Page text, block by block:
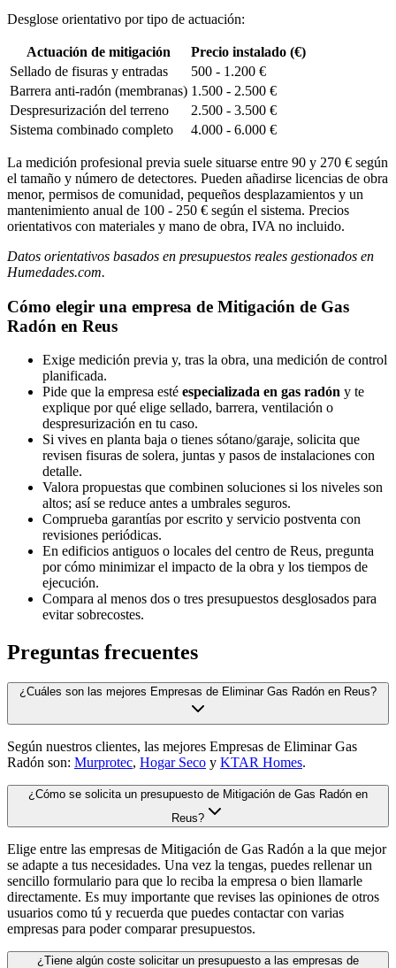
Desglose orientativo por tipo de actuación:
Actuación de mitigación
Precio instalado (€)
Sellado de fisuras y entradas
500 - 1.200 €
Barrera anti-radón (membranas) 1.500 - 2.500 €
Despresurización del terreno
2.500 - 3.500 €
Sistema combinado completo
4.000 - 6.000 €
La medición profesional previa suele situarse entre 90 y 270 € según
el tamaño y número de detectores. Pueden añadirse licencias de obra
menor, permisos de comunidad, pequeños desplazamientos y un
mantenimiento anual de 100 - 250 € según el sistema. Precios
orientativos con materiales y mano de obra, IVA no incluido.
Datos orientativos basados en presupuestos reales gestionados en
Humedades.com.
Cómo elegir una empresa de Mitigación de Gas
Radón en Reus
Exige medición previa y, tras la obra, una medición de control
planificada.
Pide que la empresa esté especializada en gas radón y te
explique por qué elige sellado, barrera, ventilación o
despresurización en tu caso.
Si vives en planta baja o tienes sótano/garaje, solicita que
revisen fisuras de solera, juntas y pasos de instalaciones con
detalle.
Valora propuestas que combinen soluciones si los niveles son
altos; así se reduce antes a umbrales seguros.
Comprueba garantías por escrito y servicio postventa con
revisiones periódicas.
En edificios antiguos o locales del centro de Reus, pregunta
por cómo minimizar el impacto de la obra y los tiempos de
ejecución.
Compara al menos dos o tres presupuestos desglosados para
evitar sobrecostes.
Preguntas frecuentes
¿Cuáles son las mejores Empresas de Eliminar Gas Radón en Reus?
Según nuestros clientes, las mejores Empresas de Eliminar Gas
Radón son: Murprotec, Hogar Seco y KTAR Homes.
¿Cómo se solicita un presupuesto de Mitigación de Gas Radón en
Reus?
Elige entre las empresas de Mitigación de Gas Radón a la que mejor
se adapte a tus necesidades. Una vez la tengas, puedes rellenar un
sencillo formulario para que lo reciba la empresa o bien llamarle
directamente. Es muy importante que revises las opiniones de otros
usuarios como tú y recuerda que puedes contactar con varias
empresas para poder comparar presupuestos.
¿Tiene algún coste solicitar un presupuesto a las empresas de